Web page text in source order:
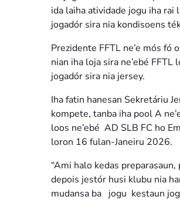
ida laiha atividade jogu iha
jogadór sira nia kondisoens
Prezidente FFTL ne’e mós fó
nian iha loja sira ne’ebé
jogadór sira nia jersey.
Iha fatin hanesan Sekretáriu
kompete, tanba iha pool A
loos ne’ebé AD SLB FC ho
loron 16 fulan-Janeiru 2026.
“Ami halo kedas
depois jestór husi klubu nia
mudansa ba jogu kestaun